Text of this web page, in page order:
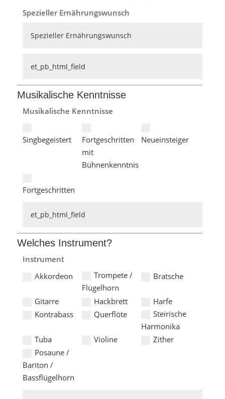
Spezieller Ernährungswunsch
Musikalische Kenntnisse
Musikalische Kenntnisse
Singbegeistert
Fortgeschritten
mit
Bühnenkenntnis
Neueinsteiger
Fortgeschritten
Welches Instrument?
Instrument
Akkordeon
Trompete /
Flügelhorn
Bratsche
Gitarre Hackbrett
Harfe
Kontrabass
Querflöte
Steirische
Harmonika
Tuba
Violine
Zither
Posaune /
Bariton /
Bassflügelhorn